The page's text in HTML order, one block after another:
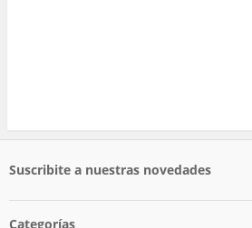
Suscribite a nuestras novedades
Categorías